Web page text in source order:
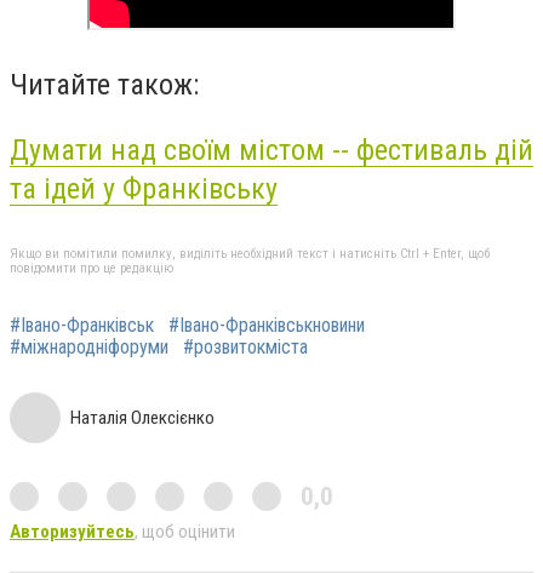
Читайте також:
Думати над своїм містом -- фестиваль дій
та ідей у Франківську
Якщо ви помітили помилку, виділіть необхідний текст і натисніть Ctrl + Enter, щоб
повідомити про це редакцію
#Івано-Франківськ
#Івано-Франківськновини
#міжнародніфоруми
#розвитокміста
Наталія Олексієнко
0,0
Авторизуйтесь, щоб оцінити